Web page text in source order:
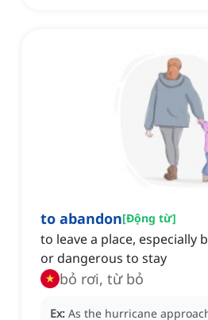
to abandon[Động từ]
to leave a place, especially
or dangerous to stay
bỏ rơi, từ bỏ
Ex: As the hurricane